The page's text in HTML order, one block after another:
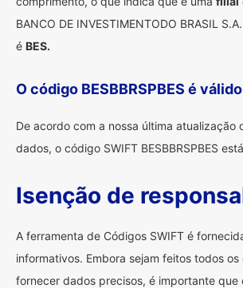
BANCO DE INVESTIMENTODO BRASIL
é BES.
O código BESBBRSPBES é
De acordo com a nossa última atualização
dados, o código SWIFT BESBBRSPBES
Isenção de
A ferramenta de Códigos SWIFT é
informativos. Embora sejam feitos todos
fornecer dados precisos, é importante que